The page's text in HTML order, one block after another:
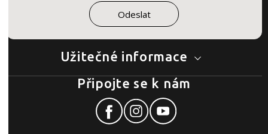
Užitečné informace
Připojte se k nám